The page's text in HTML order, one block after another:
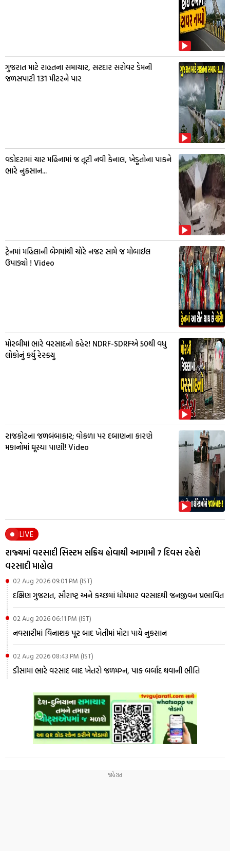
ગુજરાત માટે રાહતના સમાચાર, સરદાર સરોવર ડેમની
જળસપાટી 131 મીટરને પાર
વડોદરામાં ચાર મહિનામાં જ તૂટી નવી કેનાલ, ખેડૂતોના પાકને
ભારે નુકસાન...
ટ્રેનમાં મહિલાની બેગમાંથી ચોરે નજર સામે જ મોબાઈલ
ઉપાડ્યો ! Video
મોરબીમાં ભારે વરસાદનો કહેર! NDRF-SDRFએ 50થી વધુ
લોકોનું કર્યુ રેસ્ક્યુ
રાજકોટના જળબંબાકાર; વોકળા પર દબાણના કારણે
મકાનોમાં ઘૂસ્યા પાણી! Video
LIVE
રાજ્યમાં વરસાદી સિસ્ટમ સક્રિય હોવાથી આગામી 7 દિવસ રહેશે
વરસાદી માહોલ
02 Aug 2026 09:01 PM (IST)
દક્ષિણ ગુજરાત, સૌરાષ્ટ્ર અને કચ્છમાં ધોધમાર વરસાદથી જનજીવન પ્રભાવિત
02 Aug 2026 06:11 PM (IST)
નવસારીમાં વિનાશક પૂર બાદ ખેતીમાં મોટા પાયે નુકસાન
02 Aug 2026 08:43 PM (IST)
ડીસામાં ભારે વરસાદ બાદ ખેતરો જળમગ્ન, પાક બર્બાદ થવાની ભીતિ